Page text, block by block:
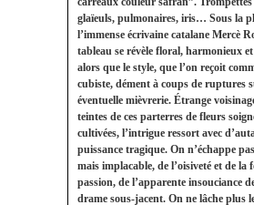
glaïeuls, pulmonaires, iris… Sous la
l’immense écrivaine catalane Mercè
tableau se révèle floral, harmonieux
alors que le style, que l’on reçoit
cubiste, dément à coups de ruptures
éventuelle mièvrerie. Étrange
teintes de ces parterres de fleurs
cultivées, l’intrigue ressort avec
puissance tragique. On n’échappe
mais implacable, de l’oisiveté et de la
passion, de l’apparente insouciance
drame sous-jacent. On ne lâche plus